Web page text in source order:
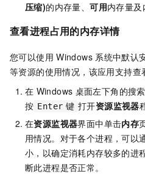
压缩)的内存量、可用内存量及
查看进程占用的内存详情
您可以使用 Windows 系统中默认
等资源的使用情况，该应用支持查
在 Windows 桌面左下角的搜
按 Enter 键 打开资源监视器
在资源监视器界面中单击内存
用情况。对于各个进程，可以
小，以确定消耗内存较多的进
断此进程是否正常。